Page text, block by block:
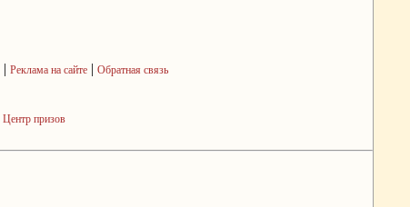
| Реклама на сайте| Обратная связь
Центр призов